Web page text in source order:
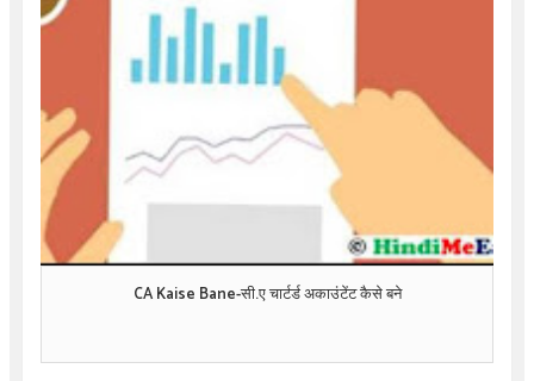
CA Kaise Bane-सी.ए चार्टर्ड अकाउंटेंट कैसे बने